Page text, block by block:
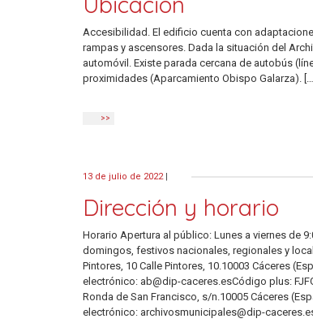
Accesibilidad. El edificio cuenta con
rampas y ascensores. Dada la situación del
automóvil. Existe parada cercana de autobús
proximidades (Aparcamiento Obispo Galarza). […]
>>
13 de julio de 2022
Dirección y horario
Horario Apertura al público: Lunes a viernes de
domingos, festivos nacionales, regionales y
Pintores, 10 Calle Pintores, 10.10003 Cáceres
electrónico: ab@dip-caceres.esCódigo plus:
Ronda de San Francisco, s/n.10005 Cáceres
electrónico: archivosmunicipales@dip-